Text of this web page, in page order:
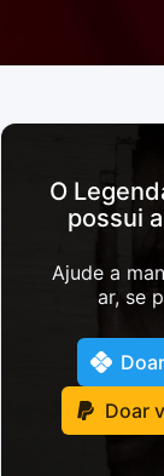
O
possui
Ajude a
ar, se
Doar